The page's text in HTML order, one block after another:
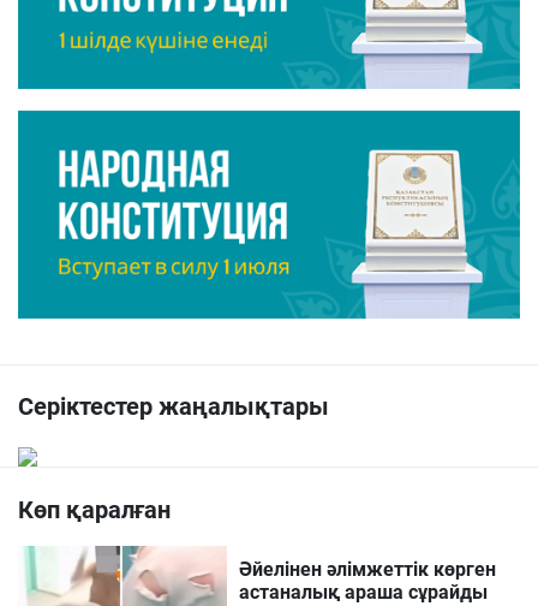
Серіктестер жаңалықтары
Көп қаралған
Әйелінен әлімжеттік көрген
астаналық араша сұрайды